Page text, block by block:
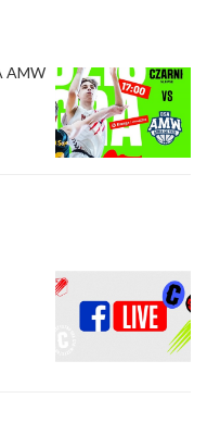
AMW